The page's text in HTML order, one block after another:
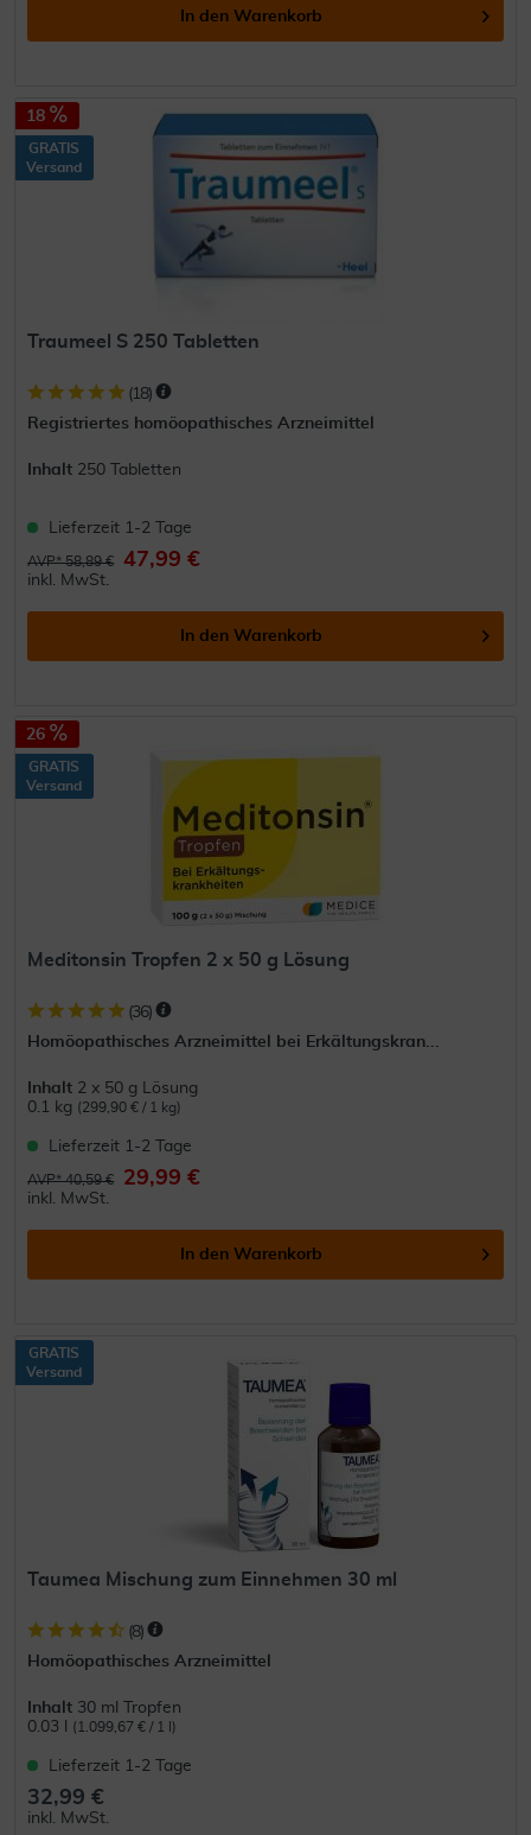
In den Warenkorb
18
GRATIS
Versand
Traumeel S 250 Tabletten
(18)
Registriertes homöopathisches Arzneimittel
Inhalt 250 Tabletten
Lieferzeit 1-2 Tage
AVP* 58,89 € 47,99 €
inkl. MwSt.
In den Warenkorb
26
GRATIS
Versand
Meditonsin Tropfen 2 x 50 g Lösung
(36)
Homöopathisches Arzneimittel bei Erkältungskran...
Inhalt 2 x 50 g Lösung
0.1 kg (299,90 € / 1 kg)
Lieferzeit 1-2 Tage
AVP* 40,59 € 29,99 €
inkl. MwSt.
In den Warenkorb
GRATIS
Versand
Taumea Mischung zum Einnehmen 30 ml
(8)
Homöopathisches Arzneimittel
Inhalt 30 ml Tropfen
0.03 l
(1.099,67 € / 1 l)
Lieferzeit 1-2 Tage
32,99 €
inkl. MwSt.